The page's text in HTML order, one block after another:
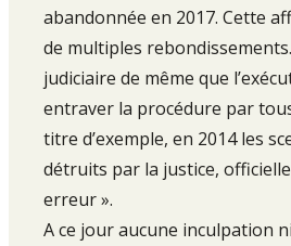
abandonnée en 2017. Cette
de multiples
judiciaire de même que
entraver la procédure par
titre d’exemple, en 2014 les
détruits par la justice,
erreur ».
A ce jour aucune inculpation